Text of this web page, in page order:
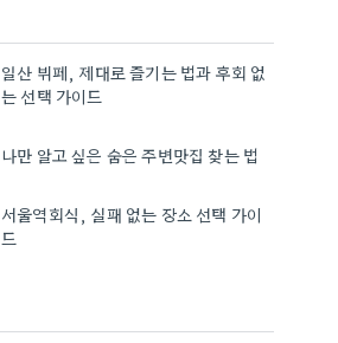
일산 뷔페, 제대로 즐기는 법과 후회 없
는 선택 가이드
나만 알고 싶은 숨은 주변맛집 찾는 법
서울역회식, 실패 없는 장소 선택 가이
드